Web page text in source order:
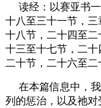
读经：以赛亚书
十八至三十一节，
十八节，二十四至二
十三至十七节，二
二十节，二十六至二
在本篇信息中，
列的惩治，以及祂对